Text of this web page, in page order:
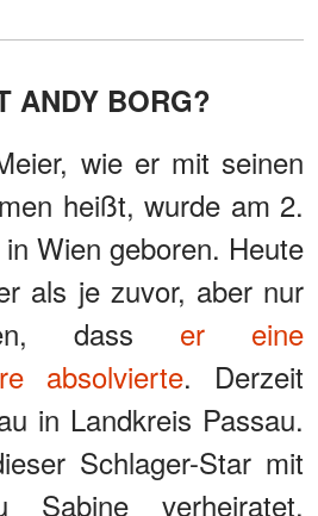
ANDY BORG?
wie er mit seinen
heißt, wurde am 2.
Wien geboren. Heute
als je zuvor, aber nur
dass er eine
absolvierte. Derzeit
in Landkreis Passau.
Schlager-Star mit
Sabine verheiratet.